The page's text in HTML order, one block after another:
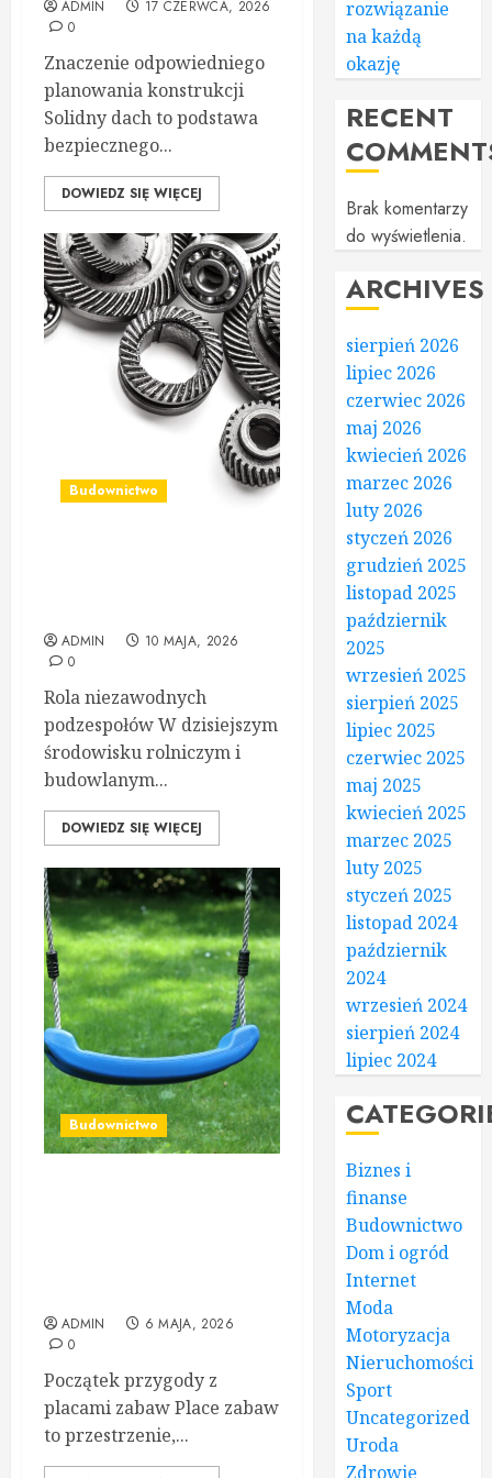
ADMIN
17 CZERWCA, 2026
0
Znaczenie odpowiedniego
planowania konstrukcji
Solidny dach to podstawa
bezpiecznego...
DOWIEDZ SIĘ WIĘCEJ
Budownictwo
ADMIN
10 MAJA, 2026
0
Rola niezawodnych
podzespołów W dzisiejszym
środowisku rolniczym i
budowlanym...
DOWIEDZ SIĘ WIĘCEJ
Budownictwo
ADMIN
6 MAJA, 2026
0
Początek przygody z
placami zabaw Place zabaw
to przestrzenie,...
rozwiązanie
na każdą
okazję
RECENT
Brak komentarzy
do wyświetlenia.
ARCHIVES
sierpień 2026
lipiec 2026
czerwiec 2026
maj 2026
kwiecień 2026
marzec 2026
luty 2026
styczeń 2026
grudzień 2025
listopad 2025
październik
2025
wrzesień 2025
sierpień 2025
lipiec 2025
czerwiec 2025
maj 2025
kwiecień 2025
marzec 2025
luty 2025
styczeń 2025
listopad 2024
październik
2024
wrzesień 2024
sierpień 2024
lipiec 2024
Biznes i
finanse
Budownictwo
Dom i ogród
Internet
Moda
Motoryzacja
Nieruchomości
Sport
Uncategorized
Uroda
Zdrowie